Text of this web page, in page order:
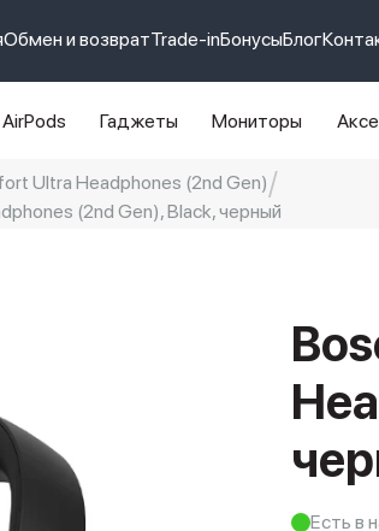
Обмен и возвратTrade-inБонусыБлог
AirPods Гаджеты Мониторы
pro max айфон 14
Ultra Headphones (2nd Gen)
(2nd Gen), Black, черный
Есть в